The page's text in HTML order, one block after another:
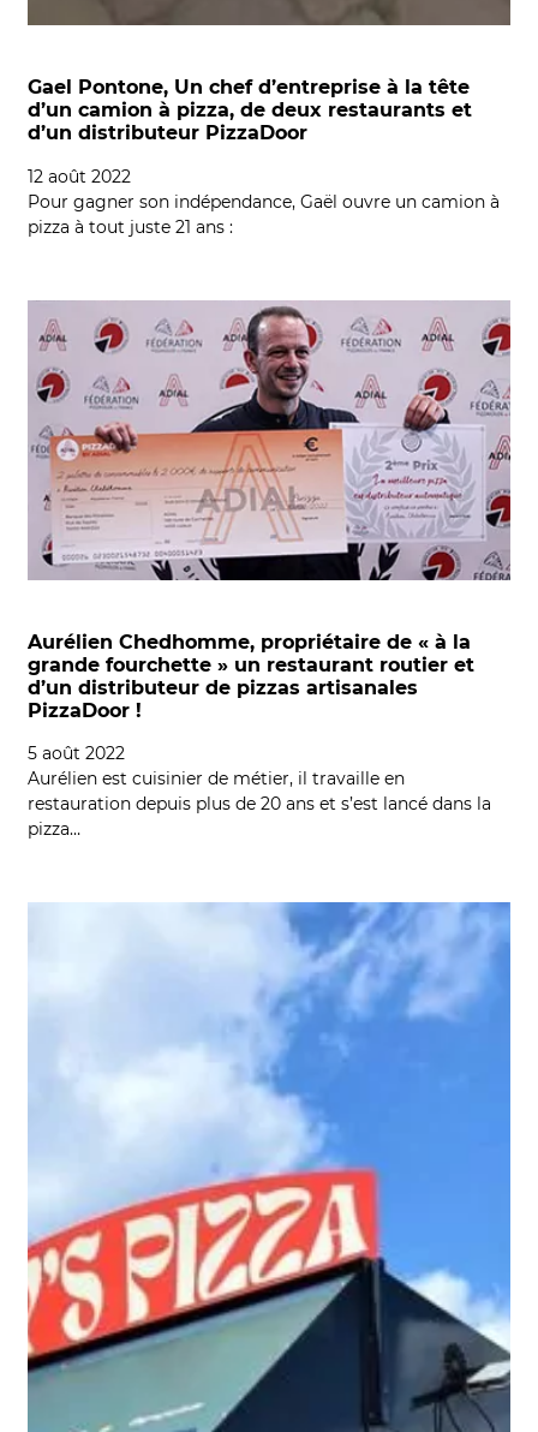
Gael Pontone, Un chef d’entreprise à la tête
d’un camion à pizza, de deux restaurants et
d’un distributeur PizzaDoor
12 août 2022
Pour gagner son indépendance, Gaël ouvre un camion à
pizza à tout juste 21 ans :
Aurélien Chedhomme, propriétaire de « à la
grande fourchette » un restaurant routier et
d’un distributeur de pizzas artisanales
PizzaDoor !
5 août 2022
Aurélien est cuisinier de métier, il travaille en
restauration depuis plus de 20 ans et s’est lancé dans la
pizza…